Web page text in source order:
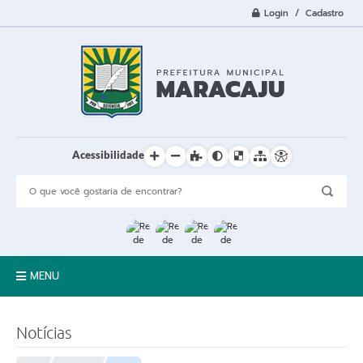
Login / Cadastro
Acessibilidade
MENU
Notícias